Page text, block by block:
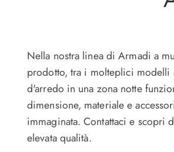
Nella nostra linea di Armadi a
prodotto, tra i molteplici modelli
d'arredo in una zona notte
dimensione, materiale e
immaginata. Contattaci e scopri
elevata qualità.